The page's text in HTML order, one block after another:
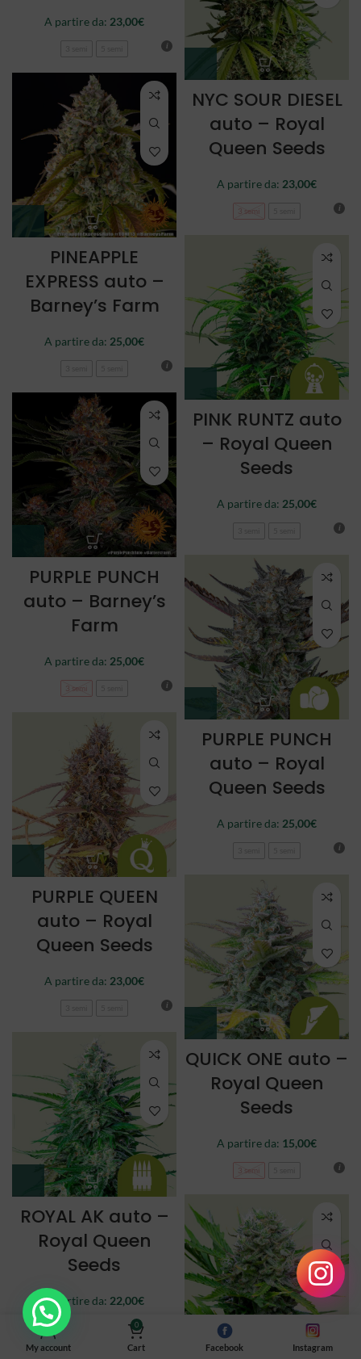
A partire da: 23,00€
NYC SOUR DIESEL
auto – Royal
Queen Seeds
A partire da: 23,00€
3 semi
PINEAPPLE
EXPRESS auto –
Barney’s Farm
A partire da: 25,00€
PINK RUNTZ auto
– Royal Queen
Seeds
A partire da: 25,00€
PURPLE PUNCH
auto – Barney’s
Farm
A partire da: 25,00€
3 semi
PURPLE PUNCH
auto – Royal
Queen Seeds
A partire da: 25,00€
PURPLE QUEEN
auto – Royal
Queen Seeds
A partire da: 23,00€
QUICK ONE auto –
Royal Queen
Seeds
A partire da: 15,00€
3 semi
ROYAL AK auto –
Royal Queen
Seeds
A partire da: 22,00€
3 semi
My account
0
Cart Facebook Instagram